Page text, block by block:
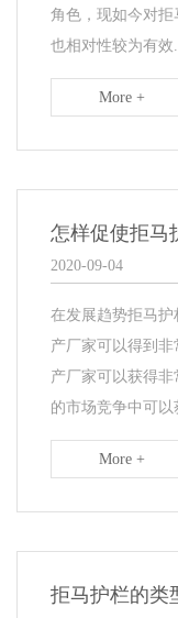
角色，现如今对
也相对性较为有效
More +
怎样促使拒马
2020-09-04
在发展趋势拒马
产厂家可以得到
产厂家可以获得
的市场竞争中可
More +
拒马护栏的类